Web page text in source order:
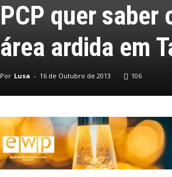
PCP quer saber
área ardida em
Por Lusa - 16 de Outubro de 2013 106